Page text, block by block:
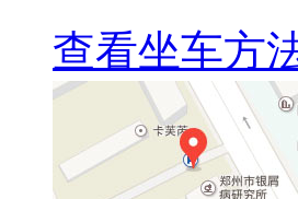
查看坐车方